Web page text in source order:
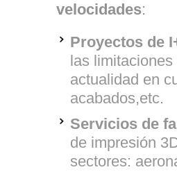
velocidades:
Proyectos de
las
actualidad en
acabados,etc.
Servicios de
de impresión
sectores: